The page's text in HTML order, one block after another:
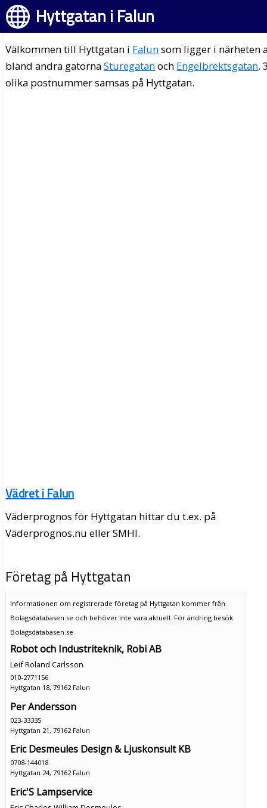
Hyttgatan i Falun
Välkommen till Hyttgatan i Falunsom ligger i närheten
bland andra gatornaSturegatanoch Engelbrektsgatan.
olika postnummer samsas på Hyttgatan.
Vädret i Falun
Väderprognos för Hyttgatan hittar du t.ex. på
Väderprognos.nu eller SMHI.
Företag på Hyttgatan
Informationen om registrerade företag på Hyttgatan kommer från
Bolagsdatabasen.se och behöver inte vara aktuell. För ändring besök
Bolagsdatabasen.se
Robot och Industriteknik, Robi AB
Leif Roland Carlsson
010-2771156
Hyttgatan 18, 79162 Falun
Per Andersson
023-33335
Hyttgatan 21, 79162 Falun
Eric Desmeules Design & Ljuskonsult KB
0708-144018
Hyttgatan 24, 79162 Falun
Eric'S Lampservice